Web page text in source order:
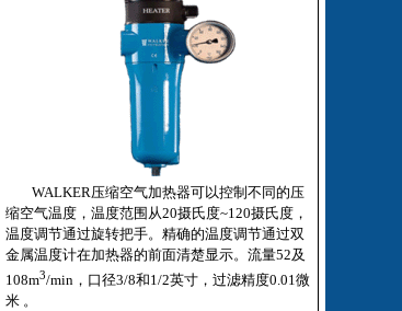
WALKER压缩空气加热器可以控制不同的压
缩空气温度，温度范围从20摄氏度~120摄氏度，
温度调节通过旋转把手。精确的温度调节通过双
金属温度计在加热器的前面清楚显示。流量52及
108m3/min，口径3/8和1/2英寸，过滤精度0.01微
米 。